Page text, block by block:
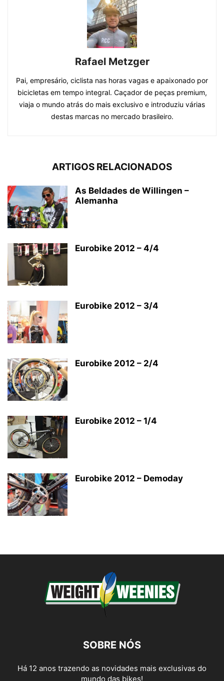
Rafael Metzger
Pai, empresário, ciclista nas horas vagas e apaixonado por
bicicletas em tempo integral. Caçador de peças premium,
viaja o mundo atrás do mais exclusivo e introduziu várias
destas marcas no mercado brasileiro.
ARTIGOS RELACIONADOS
As Beldades de Willingen –
Alemanha
Eurobike 2012 – 4/4
Eurobike 2012 – 3/4
Eurobike 2012 – 2/4
Eurobike 2012 – 1/4
Eurobike 2012 – Demoday
SOBRE NÓS
Há 12 anos trazendo as novidades mais exclusivas do
mundo das bikes!